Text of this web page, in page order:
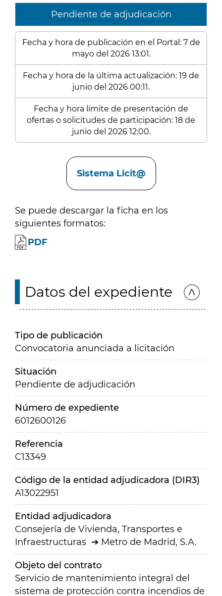
Pendiente de adjudicación
Fecha y hora de publicación en el Portal: 7 de
mayo del 2026 13:01.
Fecha y hora de la última actualización: 19 de
junio del 2026 00:11.
Fecha y hora límite de presentación de
ofertas o solicitudes de participación: 18 de
junio del 2026 12:00.
Sistema Licit@
Se puede descargar la ficha en los
siguientes formatos:
PDF
Datos del expediente
Tipo de publicación
Convocatoria anunciada a licitación
Situación
Pendiente de adjudicación
Número de expediente
6012600126
Referencia
C13349
Código de la entidad adjudicadora (DIR3)
A13022951
Entidad adjudicadora
Consejería de Vivienda, Transportes e
Infraestructuras
Metro de Madrid, S.A.
Objeto del contrato
Servicio de mantenimiento integral del
sistema de protección contra incendios de